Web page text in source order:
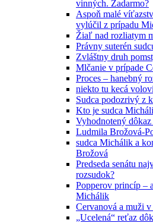
vinných. Zadarmo?
Aspoň malé
vylúčil z prípadu
Žiaľ nad rozliatym
Právny suterén
Zvláštny druh
Mlčanie v prípade
Proces – hanebný
niekto tu kecá
Sudca podozrivý z
Kto je sudca
Vyhodnotený
Ludmila Brožová-
sudca Michálik a
Brožová
Predseda senátu
rozsudok?
Popperov princíp –
Michálik
Cervanová a muži v
„Ucelená“ reťaz